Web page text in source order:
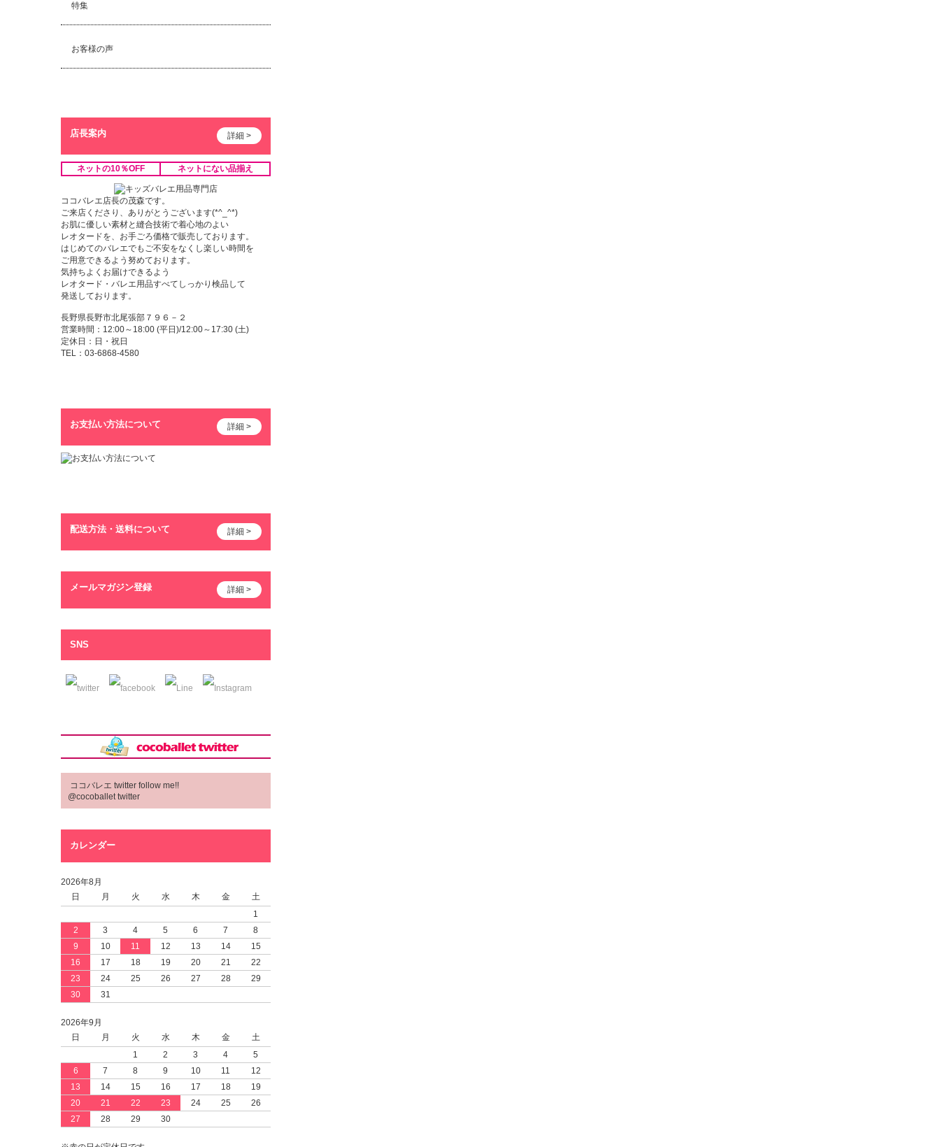
特集
お客様の声
店長案内 詳細 >
ネットの10％OFF ネットにない品揃え
ココバレエ店長の茂森です。
ご来店くださり、ありがとうございます(*^_^*)
お肌に優しい素材と縫合技術で着心地のよい
レオタードを、お手ごろ価格で販売しております。
はじめてのバレエでもご不安をなくし楽しい時間を
ご用意できるよう努めております。
気持ちよくお届けできるよう
レオタード・バレエ用品すべてしっかり検品して
発送しております。
長野県長野市北尾張部７９６－２
営業時間：12:00～18:00 (平日)/12:00～17:30 (土)
定休日：日・祝日
TEL：03-6868-4580
お支払い方法について 詳細 >
配送方法・送料について 詳細 >
メールマガジン登録 詳細 >
SNS
ココバレエ twitter follow me!!
@cocoballet twitter
カレンダー
2026年8月
日
月 火 水 木 金
土
1
2
3 4 5 6 7
8
9
10 11 12 13 14
15
16
17 18 19 20 21
22
23
24 25 26 27 28
29
30
31
2026年9月
日
月 火 水 木 金
土
1
2 3 4
5
6
7 8 9 10 11
12
13
14 15 16 17 18
19
20
21 22 23 24 25
26
27
28 29 30